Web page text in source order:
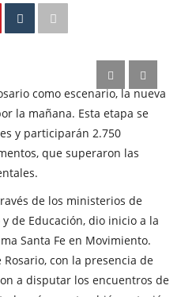
como escenario, la nueva
la mañana. Esta etapa se
y participarán 2.750
que superaron las
de los ministerios de
de Educación, dio inicio a la
Santa Fe en Movimiento.
con la presencia de
a disputar los encuentros de